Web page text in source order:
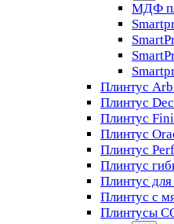
МДФ
Плинтус
Плинтус
Плинтус
Плинтус
Плинтус
Плинтус
Плинтус для
Плинтус с
Плинтусы